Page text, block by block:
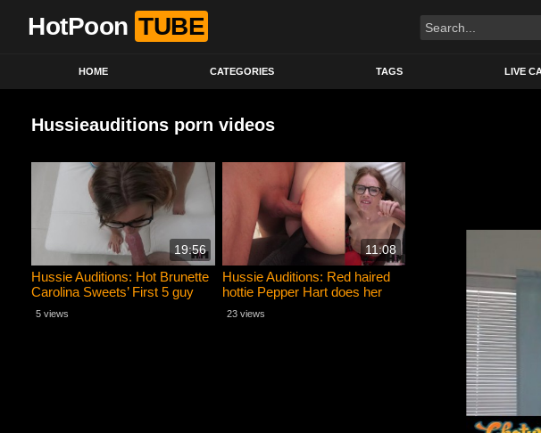
HotPoon TUBE
HOME CATEGORIES TAGS LIVE
Hussieauditions porn videos
19:56
Hussie Auditions: Hot Brunette
Carolina Sweets’ First 5 guy
Gangbang
5 views
11:08
Hussie Auditions: Red haired
hottie Pepper Hart does her
first IR, DP, DAP!
23 views